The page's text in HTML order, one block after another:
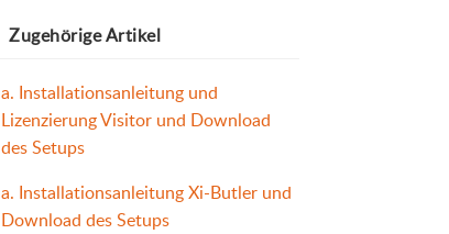
ZugehörigeArtikel
a. Installationsanleitung und
Lizenzierung Visitor und Download
des Setups
a. Installationsanleitung Xi-Butler und
Download des Setups